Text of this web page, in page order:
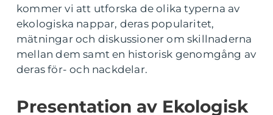
kommer vi att utforska de olika typerna av
ekologiska nappar, deras popularitet,
mätningar och diskussioner om skillnaderna
mellan dem samt en historisk genomgång av
deras för- och nackdelar.
Presentation av Ekologisk